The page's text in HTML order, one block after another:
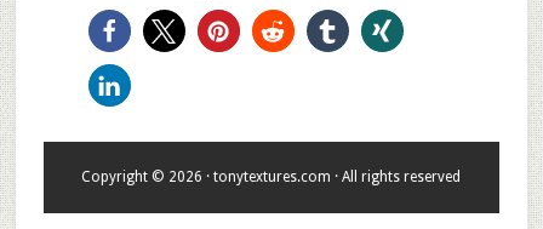
Copyright © 2026 · tonytextures.com · All rights reserved